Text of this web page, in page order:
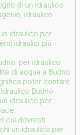
di un idraulico
idraulico
idraulico per
idraulici più
per idraulico
di acqua a Budrio
poter contare
Budrio
idraulico per
cui dovresti
un idraulico per